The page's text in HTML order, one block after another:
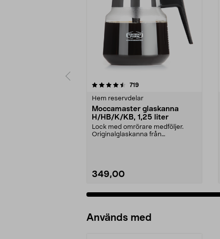
719recensioner
Hem reservdelar
Moccamaster glaskanna
H/HB/K/KB, 1,25 liter
Lock med omrörare medföljer.
Originalglaskanna från
349,00
4.5 av 5 stjärnor
Används med